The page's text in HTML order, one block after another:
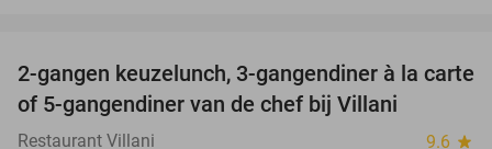
52%
2-gangen keuzelunch, 3-gangendiner à la carte
of 5-gangendiner van de chef bij Villani
Restaurant Villani 9.6 star